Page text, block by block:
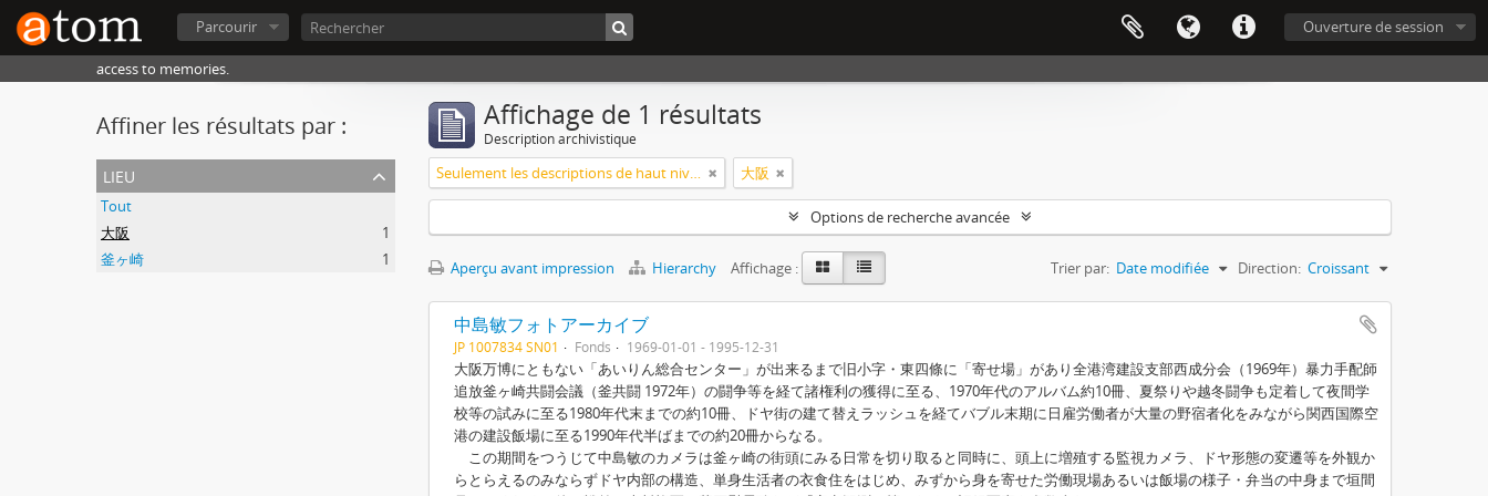
Ouverture de session
Parcourir
access to memories.
Affiner les résultats par :
lieu
Tout
大阪
1
釜ヶ崎
1
Affichage de 1 résultats
Description archivistique
Seulement les descriptions de haut niveau 大阪
Options de recherche avancée
Aperçu avant impression Hierarchy Affichage : Trier par: Date modifiée Direction: Croissant
中島敏フォトアーカイブ
JP 1007834 SN01 Fonds 1969-01-01 - 1995-12-31
大阪万博にともない「あいりん総合センター」が出来るまで旧小字・東四條に「寄せ場」があり全港湾建設支部西成分会（1969年）暴力手配師
追放釜ヶ崎共闘会議（釜共闘 1972年）の闘争等を経て諸権利の獲得に至る、1970年代のアルバム約10冊、夏祭りや越冬闘争も定着して夜間学
校等の試みに至る1980年代末までの約10冊、ドヤ街の建て替えラッシュを経てバブル末期に日雇労働者が大量の野宿者化をみながら関西国際空
港の建設飯場に至る1990年代半ばまでの約20冊からなる。
この期間をつうじて中島敏のカメラは釜ヶ崎の街頭にみる日常を切り取ると同時に、頭上に増殖する監視カメラ、ドヤ形態の変遷等を外観か
らとらえるのみならずドヤ内部の構造、単身生活者の衣食住をはじめ、みずから身を寄せた労働現場あるいは飯場の様子・弁当の中身まで垣間